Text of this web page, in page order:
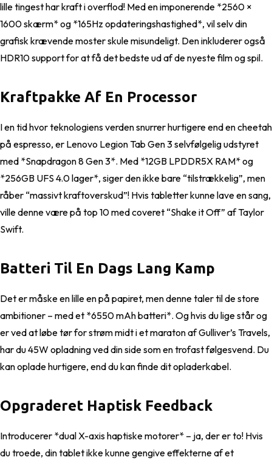
lille tingest har kraft i overflod! Med en imponerende *2560 ×
1600 skærm* og *165Hz opdateringshastighed*, vil selv din
grafisk krævende moster skule misundeligt. Den inkluderer også
HDR10 support for at få det bedste ud af de nyeste film og spil.
Kraftpakke Af En Processor
I en tid hvor teknologiens verden snurrer hurtigere end en cheetah
på espresso, er Lenovo Legion Tab Gen 3 selvfølgelig udstyret
med *Snapdragon 8 Gen 3*. Med *12GB LPDDR5X RAM* og
*256GB UFS 4.0 lager*, siger den ikke bare “tilstrækkelig”, men
råber “massivt kraftoverskud”! Hvis tabletter kunne lave en sang,
ville denne være på top 10 med coveret “Shake it Off” af Taylor
Swift.
Batteri Til En Dags Lang Kamp
Det er måske en lille en på papiret, men denne taler til de store
ambitioner – med et *6550 mAh batteri*. Og hvis du lige står og
er ved at løbe tør for strøm midt i et maraton af Gulliver’s Travels,
har du 45W opladning ved din side som en trofast følgesvend. Du
kan oplade hurtigere, end du kan finde dit opladerkabel.
Opgraderet Haptisk Feedback
Introducerer *dual X-axis haptiske motorer* – ja, der er to! Hvis
du troede, din tablet ikke kunne gengive effekterne af et